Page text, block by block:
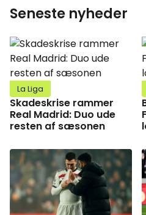
Seneste nyheder
La Liga
Skadeskrise rammer
Real Madrid: Duo ude
resten af sæsonen